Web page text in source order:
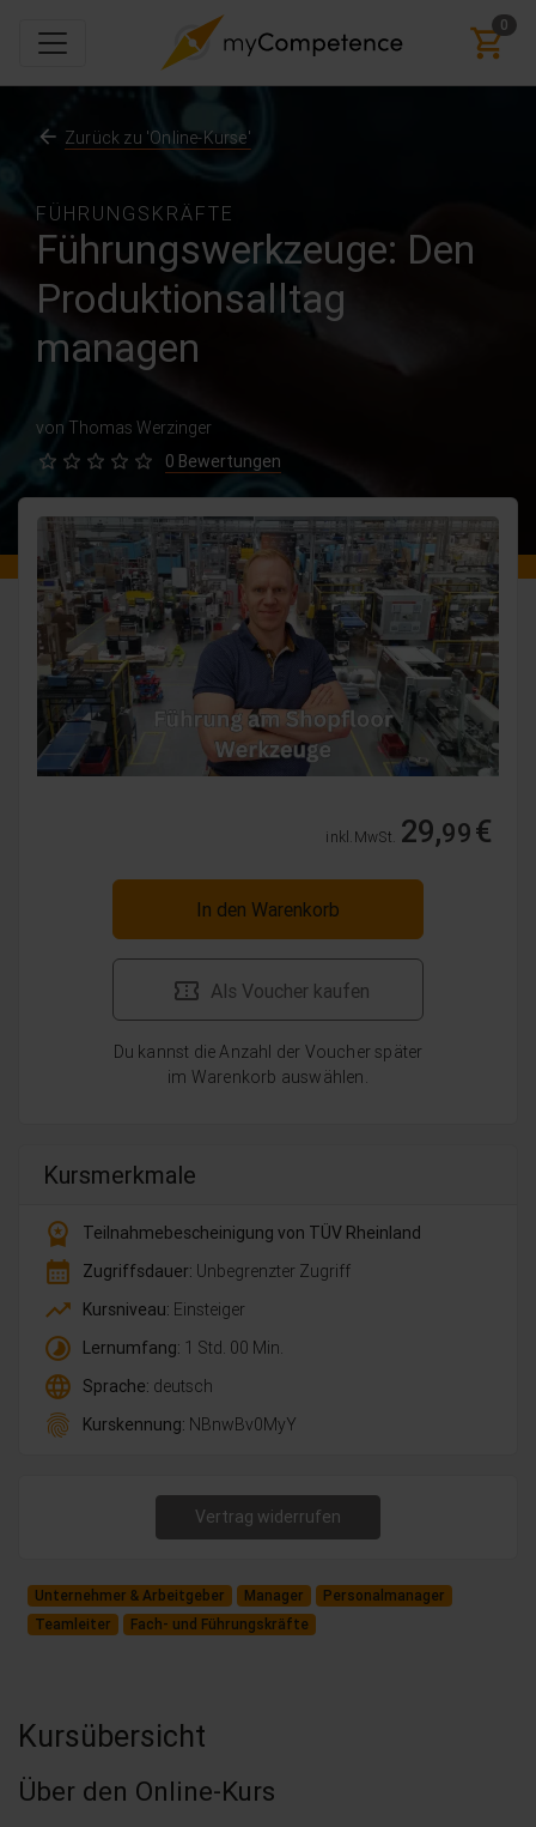
0
FÜHRUNGSKRÄFTE
Führungswerkzeuge: Den
Produktionsalltag
managen
von Thomas Werzinger
0 Bewertungen
Zurück zu 'Online-Kurse'
inkl. MwSt. 29,99€
In den Warenkorb
Als Voucher kaufen
Du kannst die Anzahl der Voucher später
im Warenkorb auswählen.
Kursmerkmale
workspace_premium
Teilnahmebescheinigung von TÜV Rheinland
calendar_month Zugriffsdauer: Unbegrenzter Zugriff
trending_up Kursniveau: Einsteiger
timelapse Lernumfang: 1 Std. 00 Min.
language Sprache: deutsch
fingerprint Kurskennung: NBnwBv0MyY
Vertrag widerrufen
Unternehmer & Arbeitgeber Manager
Personalmanager
Teamleiter
Fach- und Führungskräfte
Kursübersicht
Über den Online-Kurs